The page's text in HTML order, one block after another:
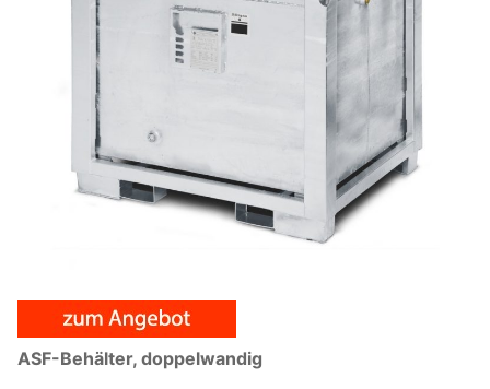
ASF-Behälter, doppelwandig